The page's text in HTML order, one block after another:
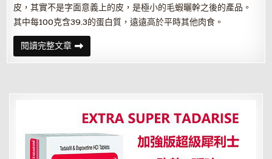
皮，其實不是字面意義上的皮，是極小的毛蝦曬幹之後的產品。
其中每100克含39.3的蛋白質，遠遠高於平時其他肉食。
閱讀完整文章補
鈣
家
你
骨
骼